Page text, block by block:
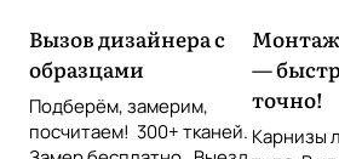
Вызов дизайнера с
образцами
Подберём, замерим,
посчитаем! 300+ тканей.
Монтаж
—
точно!
Карнизы